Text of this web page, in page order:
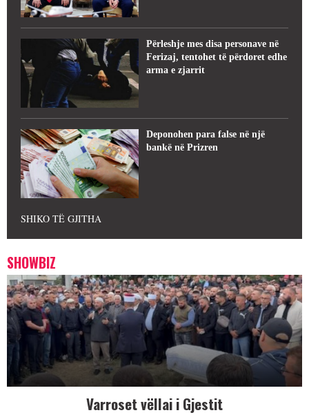
Përleshje mes disa personave në
Ferizaj, tentohet të përdoret edhe
arma e zjarrit
Deponohen para false në një
bankë në Prizren
SHIKO TË GJITHA
SHOWBIZ
Varroset vëllai i Gjestit